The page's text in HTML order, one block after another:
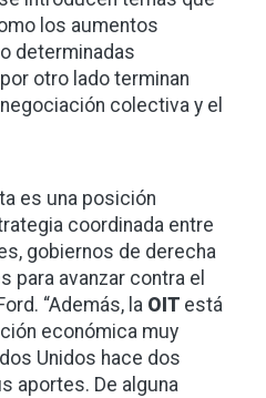
los aumentos
determinadas
otro lado terminan
colectiva y el
es una posición
coordinada entre
gobiernos de derecha
para avanzar contra el
“Además, la OIT está
económica muy
Unidos hace dos
aportes. De alguna